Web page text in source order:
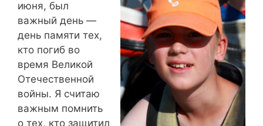
июня, был
важный день —
день памяти тех,
кто погиб во
время Великой
Отечественной
войны. Я считаю
важным помнить
о тех, кто защитил